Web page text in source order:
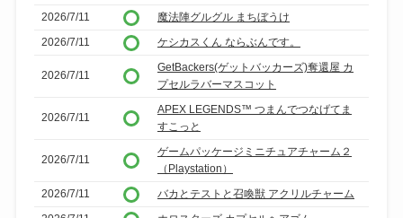
2026/7/11
魔法陣グルグル まちぼうけ
2026/7/11
ケシカスくん ならぶんです。
2026/7/11
GetBackers(ゲットバッカーズ)奪還屋 カ
プセルラバーマスコット
2026/7/11
APEX LEGENDS™ つまんでつなげてま
すこっと
2026/7/11
ゲームパッケージミニチュアチャーム２
（Playstation）
2026/7/11
バカとテストと召喚獣 アクリルチャーム